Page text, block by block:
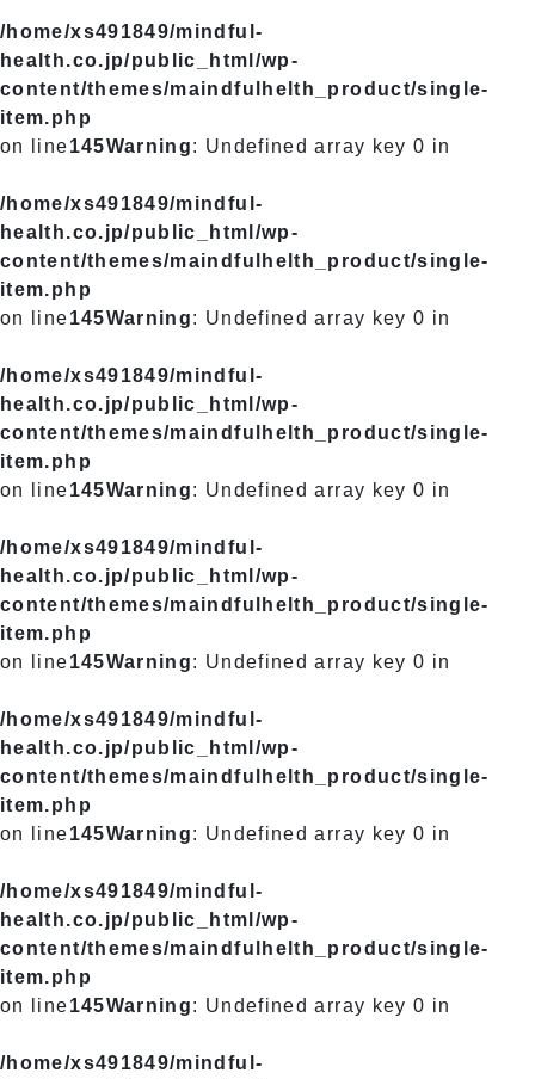
/home/xs491849/mindful-
health.co.jp/public_html/wp-
content/themes/maindfulhelth_product/single-
item.php
on line145Warning: Undefined array key 0 in
/home/xs491849/mindful-
health.co.jp/public_html/wp-
content/themes/maindfulhelth_product/single-
item.php
on line145Warning: Undefined array key 0 in
/home/xs491849/mindful-
health.co.jp/public_html/wp-
content/themes/maindfulhelth_product/single-
item.php
on line145Warning: Undefined array key 0 in
/home/xs491849/mindful-
health.co.jp/public_html/wp-
content/themes/maindfulhelth_product/single-
item.php
on line145Warning: Undefined array key 0 in
/home/xs491849/mindful-
health.co.jp/public_html/wp-
content/themes/maindfulhelth_product/single-
item.php
on line145Warning: Undefined array key 0 in
/home/xs491849/mindful-
health.co.jp/public_html/wp-
content/themes/maindfulhelth_product/single-
item.php
on line145Warning: Undefined array key 0 in
/home/xs491849/mindful-